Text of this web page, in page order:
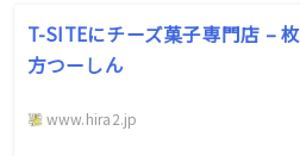
T-SITEにチーズ菓子専門店 – 枚
方つーしん
www.hira2.jp